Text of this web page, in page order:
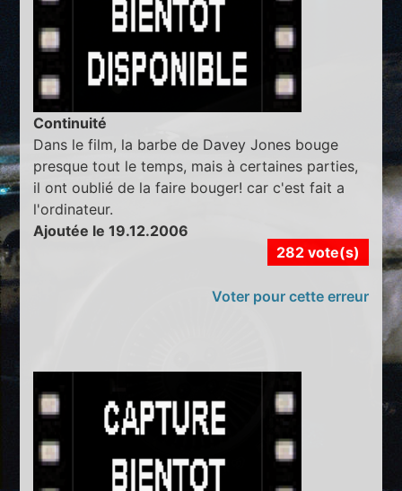
Continuité
Dans le film, la barbe de Davey Jones bouge
presque tout le temps, mais à certaines parties,
il ont oublié de la faire bouger! car c'est fait a
l'ordinateur.
Ajoutée le 19.12.2006
282 vote(s)
Voter pour cette erreur